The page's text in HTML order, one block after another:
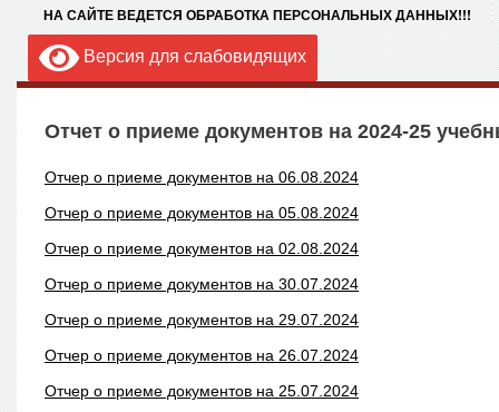
НА САЙТЕ ВЕДЕТСЯ ОБРАБОТКА ПЕРСОНАЛЬНЫХ ДАННЫХ!!!
Версия для слабовидящих
Отчет о приеме документов на 2024-25
Отчер о приеме документов на 06.08.2024
Отчер о приеме документов на 05.08.2024
Отчер о приеме документов на 02.08.2024
Отчер о приеме документов на 30.07.2024
Отчер о приеме документов на 29.07.2024
Отчер о приеме документов на 26.07.2024
Отчер о приеме документов на 25.07.2024